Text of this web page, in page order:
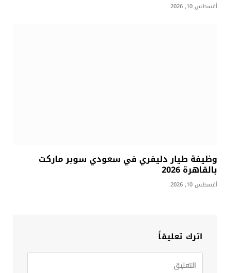
أغسطس 10, 2026
وظيفة طيار دليفري في سعودي سوبر ماركت
بالقاهرة 2026
أغسطس 10, 2026
اترك تعليقاً